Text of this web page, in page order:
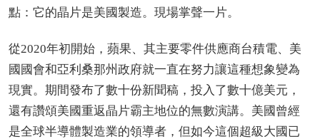
點：它的晶片是美國製造。現場掌聲一片。
從2020年初開始，蘋果、其主要零件供應商台積電、美
國國會和亞利桑那州政府就一直在努力讓這種想象變為
現實。期間發布了數十份新聞稿，投入了數十億美元，
還有讚頌美國重返晶片霸主地位的無數演講。美國曾經
是全球半導體製造業的領導者，但如今這個超級大國已